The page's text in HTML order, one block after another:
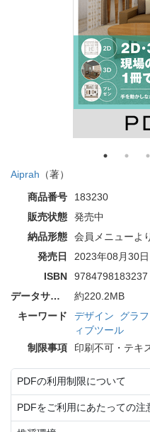
Aiprah （著）
商品番号
183230
販売状態
発売中
納品形態
会員メニューよ
発売日
2023年08月30日
ISBN
9784798183237
データサイズ
約220.2MB
キーワード
デザイン グラ
ィブツール
制限事項
印刷不可・テキ
PDFの利用制限について
PDFをご利用にあたっての注